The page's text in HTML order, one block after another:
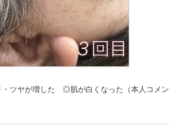
ツヤが増した ◎肌が白くなった（本人コメン